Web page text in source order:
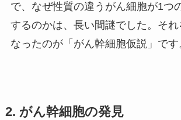
で、なぜ性質の違うがん細胞が1つ
するのかは、長い間謎でした。そ
なったのが「 がん幹細胞仮説」です
2. がん幹細胞の発見